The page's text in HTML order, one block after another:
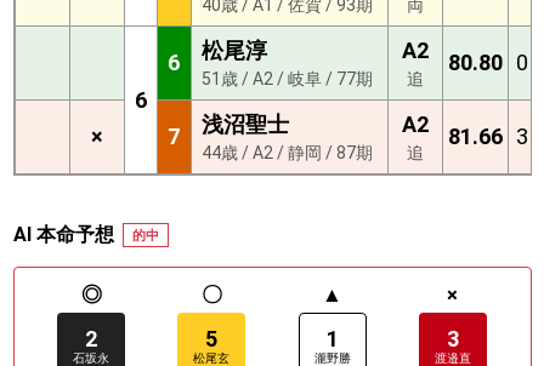
40歳 / A1 / 佐賀 / 93期 両
6
6 松尾淳
51歳 / A2 / 岐阜 / 77期
A2
追
80.80 0
× 7 浅沼聖士
44歳 / A2 / 静岡 / 87期
A2
追
81.66 3
AI 本命予想 的中
◎
2
石坂永
〇
5
松尾玄
▲
1
瀧野勝
×
3
渡邉直